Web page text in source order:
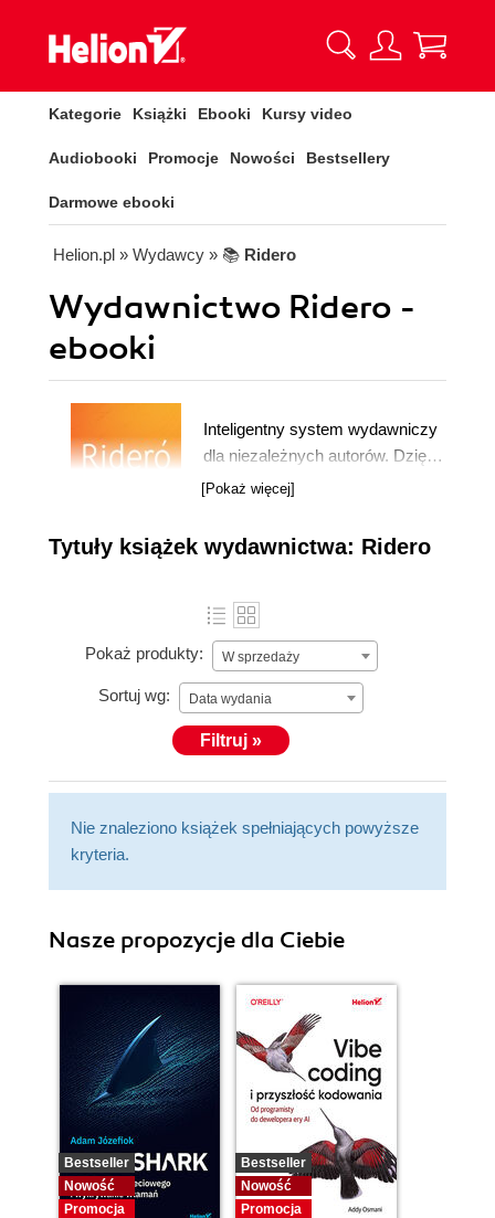
Kategorie Książki Ebooki Kursy video
Audiobooki Promocje Nowości Bestsellery
Darmowe ebooki
Helion.pl » Wydawcy » 📚 Ridero
Wydawnictwo Ridero -
ebooki
Inteligentny system wydawniczy
dla niezależnych autorów. Dzięki
Ridero w ciągu kilku minut
(np. plik Worda) w prawdziwą książkę w formacie
elektronicznym i/lub książkę drukowaną, z
[Pokaż więcej]
Tytuły książek wydawnictwa: Ridero
Pokaż produkty: W sprzedaży
Sortuj wg: Data wydania
Filtruj »
Nie znaleziono książek spełniających powyższe
kryteria.
Nasze propozycje dla Ciebie
Bestseller
Nowość
Promocja
Bestseller
Nowość
Promocja